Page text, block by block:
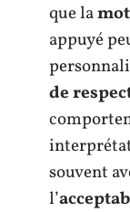
que la
appuyé
de
souvent
l’